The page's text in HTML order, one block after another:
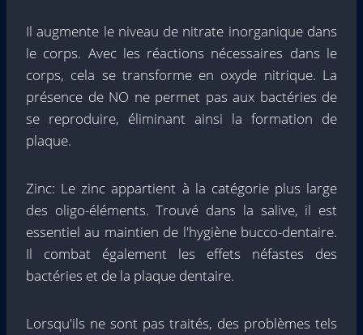
Il augmente le niveau de nitrate inorganique dans
le corps. Avec les réactions nécessaires dans le
corps, cela se transforme en oxyde nitrique. La
présence de NO ne permet pas aux bactéries de
se reproduire, éliminant ainsi la formation de
plaque.
Zinc: Le zinc appartient à la catégorie plus large
des oligo-éléments. Trouvé dans la salive, il est
essentiel au maintien de l'hygiène bucco-dentaire.
Il combat également les effets néfastes des
bactéries et de la plaque dentaire.
Lorsqu'ils ne sont pas traités, des problèmes tels